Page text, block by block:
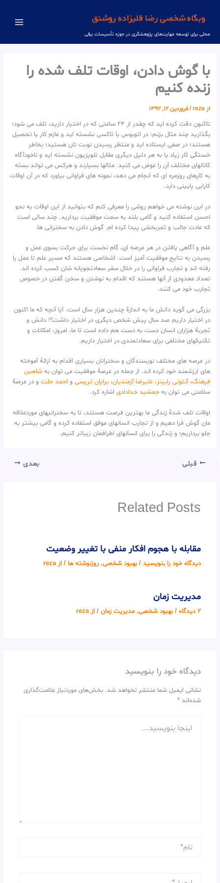
محلی برای توسعه مهارت‌های پژوهشگری در حوزه تأسیسات برقی
Main
Menu
با گوش دادن، اوقات تلف شده را
زنده کنیم
از reza
/فروردین 12, 1392
تاکنون دقت کرده اید که چقدر از 24 ساعتی که در اختیار دارید، تلف می شود؛
بگذارید چند مثال بزنم: در اتوبوس یا تاکسی نشسته اید و عازم کار یا تحصیل
هستند؛ در صفی ایستاده اید و منتظر رسیدن نوبت تان هستید؛ بخاطر
خستگی کار زیاد یا به هر دلیل دیگری مقابل تلویزیون نشسته اید و ناخودآگاه
کانالهای مختلف آن را عوض می کنید. مثالها بسیارند و هرکس می تواند بسته
به کارهای روزمره ای که انجام می دهد، نمونه های فراوانی بیاورد که در آن اوقات
کارایی پایینی دارد.
در این نوشته می خواهم روشی را معرفی کنم که بتوانید از این اوقات به نحو
احسن استفاده کنید و گامی بلند به سمت موفقیت بردارید. چند سالی است
که عادت جالب و ثمربخشی پیدا کرده ام. گوش دادن به سخنرانی ها.
علم و آگاهی یافتن در هر عرصه ای، گام نخست برای حرکت بسوی عمل و
رسیدن به نتایج موفقیت آمیز است. اشخاصی هستند که مسیر علم تا عمل را
رفته اند و تجارب فراوانی را در خلال سفر سعادتجویانه شان کسب کرده اند.
تعداد معدودی از آنها هستند که اقدام به نوشتن و سخن گفتن در خصوص
تجارب خود می کنند.
بزرگی می گوید دانش ما به اندازهٔ چندین هزار سال است. آیا آنچه که ما اکنون
در اختیار داریم صد سال پیش شخص دیگری در اختیار داشت؟! دانش و
تجربهٔ هزاران انسان دست به دست هم داده است تا ما، امروز، امکانات و
تکنیکهای مختلفی برای سعادتمندی در اختیار داریم.
در عرصه های مختلف نویسندگان و سخنرانان بسیاری اقدام به ارائهٔ آموخته
های ارزشمند خود کرده اند. از جمله در عرصهٔ موفقیت می توان به شاهین
فرهنگ،آنتونی رابینز، علیرضا آزمندیان، برایان تریسیو احمد حلتو در عرصهٔ
سلامتی می توان به جمشید خدادادیاشاره کرد.
اوقات تلف شدهٔ زندگی ما بهترین فرصت هستند، تا به سخنرانیهای موردعلاقه
مان گوش فرا دهیم و از تجارب انسانهای موفق استفاده کرده و گامی بیشتر به
جلو برداریم؛ و زندگی را برای انسانهای اطرافمان زیباتر کنیم.
قبلی بعدی
Related Posts
مقابله با هجوم افکار منفی با تغییر وضعیت
دیدگاه‌ خود را بنویسید /بهبود شخصی, روزنوشته ها / از reza
مدیریت زمان
2 دیدگاه /بهبود شخصی,مدیریت زمان/ از reza
دیدگاه‌ خود را بنویسید
نشانی ایمیل شما منتشر نخواهد شد. بخش‌های موردنیاز علامت‌گذاری
شده‌اند *
بنویسید…
ایمیل*